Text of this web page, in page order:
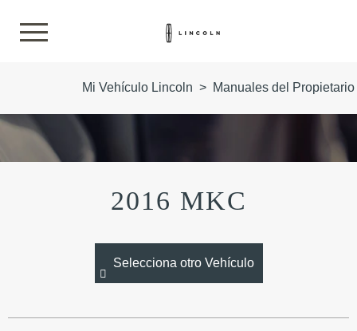
Mi Vehículo Lincoln > Manuales del
2016 MKC
Selecciona otro Vehículo